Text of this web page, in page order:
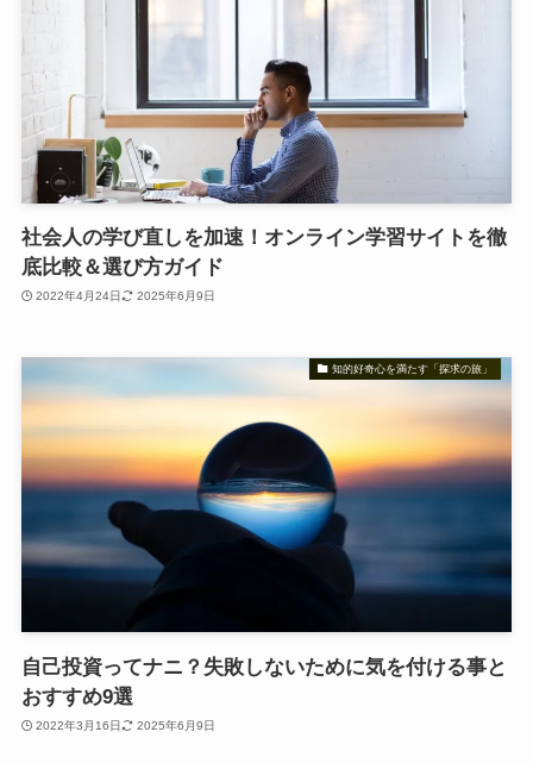
社会人の学び直しを加速！オンライン学習サイトを徹
底比較＆選び方ガイド
2022年4月24日 2025年6月9日
知的好奇心を満たす「探求の旅」
自己投資ってナニ？失敗しないために気を付ける事と
おすすめ9選
2022年3月16日 2025年6月9日